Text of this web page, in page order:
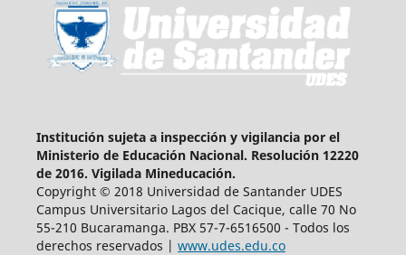
Institución sujeta a inspección y vigilancia por el
Ministerio de Educación Nacional. Resolución 12220
de 2016. Vigilada Mineducación.
Copyright © 2018 Universidad de Santander UDES
Campus Universitario Lagos del Cacique, calle 70 No
55-210 Bucaramanga. PBX 57-7-6516500 - Todos los
derechos reservados | www.udes.edu.co